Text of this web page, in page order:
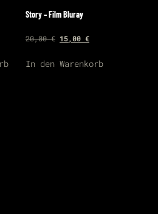
Story – Film Bluray
20,00€ Ursprünglicher
war:
15,00 €Aktueller
ist:
In den Warenkorb